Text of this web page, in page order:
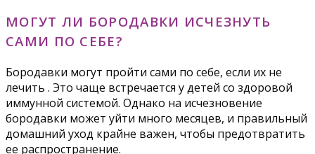
МОГУТ ЛИ БОРОДАВКИ ИСЧЕЗНУТЬ
САМИ ПО СЕБЕ?
Бородавки могут пройти сами по себе, если их не
лечить . Это чаще встречается у детей со здоровой
иммунной системой. Однако на исчезновение
бородавки может уйти много месяцев, и правильный
домашний уход крайне важен, чтобы предотвратить
ее распространение.